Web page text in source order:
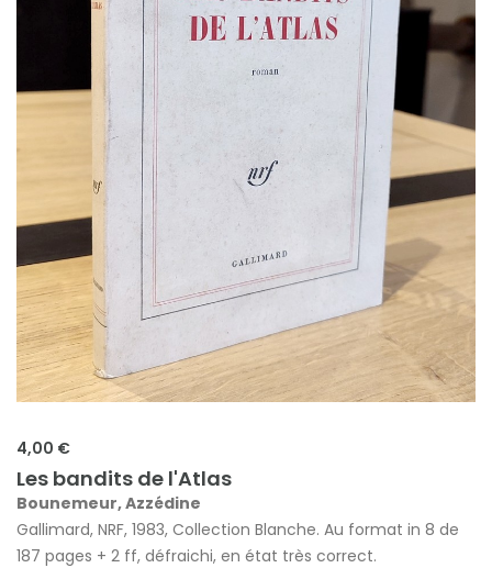
4,00 €
Les bandits de l'Atlas
Bounemeur, Azzédine
Gallimard, NRF, 1983, Collection Blanche. Au format in 8 de
187 pages + 2 ff, défraichi, en état très correct.